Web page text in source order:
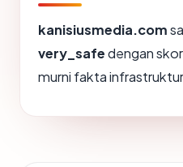
kanisiusmedia.com
very_safedengan skor
murni fakta